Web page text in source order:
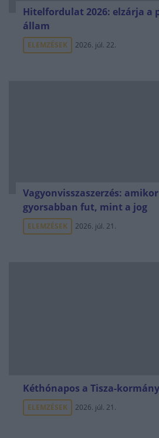
Hitelfordulat 2026: elzárja a
állam
ELEMZÉSEK 2026. júl. 22.
Vagyonvisszaszerzés:
gyorsabban fut, mint a jog
ELEMZÉSEK 2026. júl. 21.
Kéthónapos a Tisza-
ELEMZÉSEK 2026. júl. 21.